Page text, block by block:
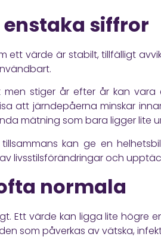
enstaka siffror
ett värde är stabilt, tillfälligt
men stiger år efter år kan
att järndepåerna minskar
mätning som bara ligger lite
kan ge en
livsstilsförändringar och
normala
Ett värde kan ligga lite
som påverkas av vätska,